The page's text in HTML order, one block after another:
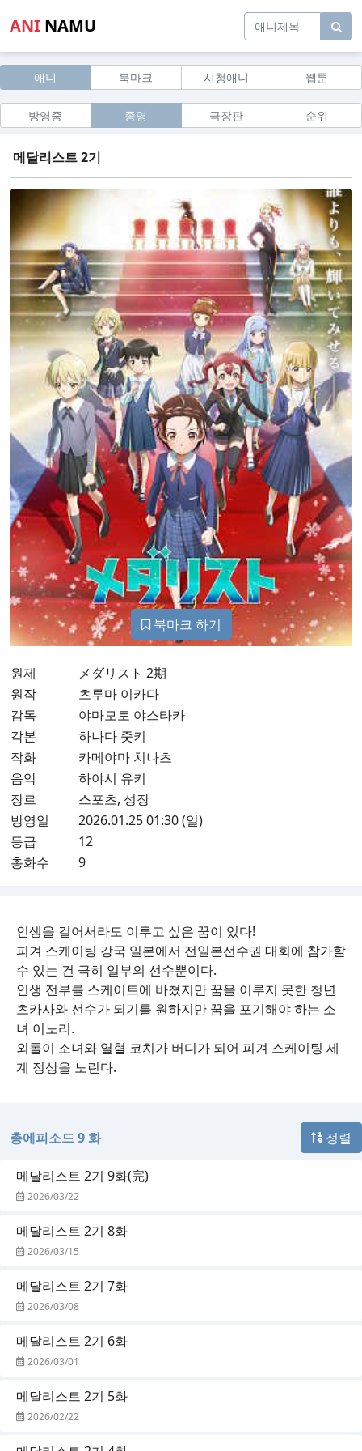
ANI NAMU
애니 북마크 시청애니 웹툰
방영중 종영 극장판 순위
메달리스트 2기
북마크 하기
원제
メダリスト 2期
원작
츠루마 이카다
감독
야마모토 야스타카
각본
하나다 줏키
작화
카메야마 치나츠
음악
하야시 유키
장르
스포츠, 성장
방영일
2026.01.25 01:30 (일)
등급
12
총화수
9
인생을 걸어서라도 이루고 싶은 꿈이 있다!
피겨 스케이팅 강국 일본에서 전일본선수권 대회에 참가할
수 있는 건 극히 일부의 선수뿐이다.
인생 전부를 스케이트에 바쳤지만 꿈을 이루지 못한 청년
츠카사와 선수가 되기를 원하지만 꿈을 포기해야 하는 소
녀 이노리.
외톨이 소녀와 열혈 코치가 버디가 되어 피겨 스케이팅 세
계 정상을 노린다.
총에피소드 9 화 정렬
메달리스트 2기 9화(完)
2026/03/22
메달리스트 2기 8화
2026/03/15
메달리스트 2기 7화
2026/03/08
메달리스트 2기 6화
2026/03/01
메달리스트 2기 5화
2026/02/22